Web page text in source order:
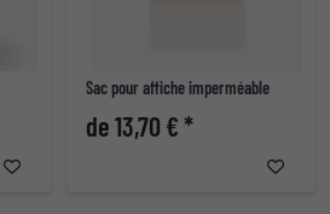
Sac pour affiche imperméable
de 13,70 € *